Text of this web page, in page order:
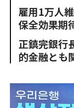
雇用1万人
保全効果期
正鎮完銀行
的金融とも